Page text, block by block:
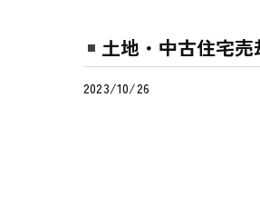
土地・中古住宅
2023/10/26